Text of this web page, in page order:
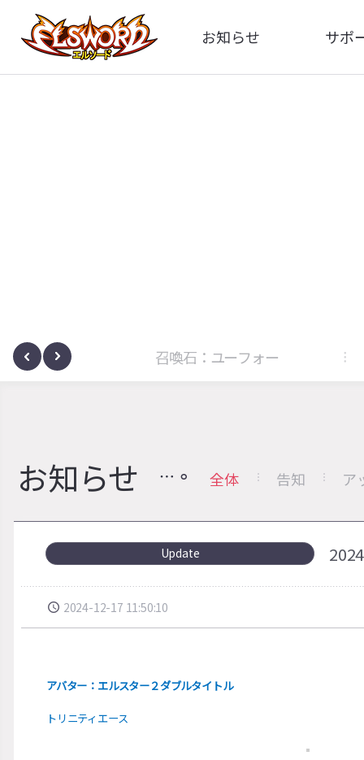
お知らせ
全体
サポ
サノヴァ 召喚石：ユーフォー
お知らせ 全体 告知 ア
Update
2024-12-17 11:50:10
アバター：エルスター２ダブルタイトル
トリニティエース